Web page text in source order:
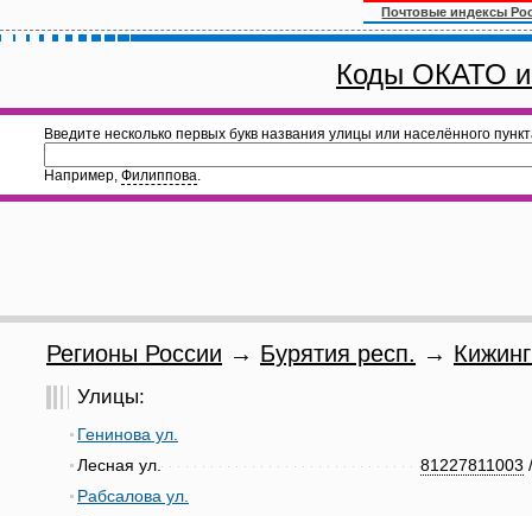
Почтовые индексы
Коды ОКАТО
Введите несколько первых букв названия улицы или населённого
Например, Филиппова.
Регионы России → Бурятия респ. →
Улицы:
Генинова ул.
81227811003
Лесная ул.
Рабсалова ул.